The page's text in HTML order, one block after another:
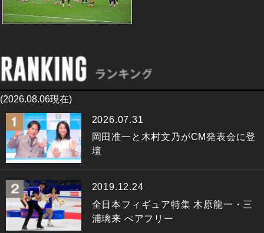
(2026.08.06現在)
2026.07.31
岡田准一と木村文乃がCM発表会に登
壇
2019.12.24
全日本フィギュア特集 木原龍一・三
浦璃来 ぺアフリー